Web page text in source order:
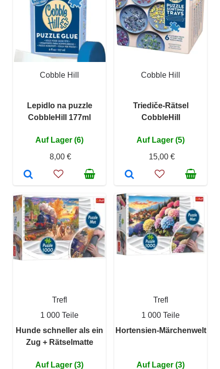
Cobble Hill
Lepidlo na puzzle
CobbleHill 177ml
Auf Lager (6)
8,00 €
Cobble Hill
Triediče-Rätsel
CobbleHill
Auf Lager (5)
15,00 €
Trefl
1 000 Teile
Hunde schneller als ein
Zug + Rätselmatte
Auf Lager (3)
Trefl
1 000 Teile
Hortensien-Märchenwelt
Auf Lager (3)